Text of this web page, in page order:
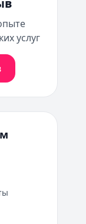
услуг